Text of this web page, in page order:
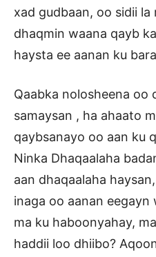
xad gudbaan, oo sidii la
dhaqmin waana qayb
haysta ee aanan ku
Qaabka nolosheena oo
samaysan , ha ahaato
qaybsanayo oo aan ku
Ninka Dhaqaalaha
aan dhaqaalaha
inaga oo aanan eegayn
ma ku haboonyahay,
haddii loo dhiibo?